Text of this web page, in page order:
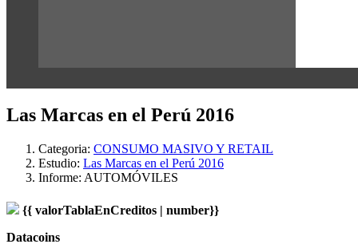
Las Marcas en el Perú 2016
Categoria: CONSUMO MASIVO Y RETAIL
Estudio: Las Marcas en el Perú 2016
Informe: AUTOMÓVILES
{{ valorTablaEnCreditos | number}}
Datacoins